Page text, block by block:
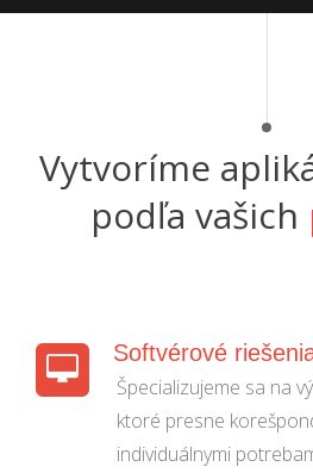
Vytvoríme
podľa vašich
Softvérové
Špecializujeme sa na
ktoré presne
individuálnymi